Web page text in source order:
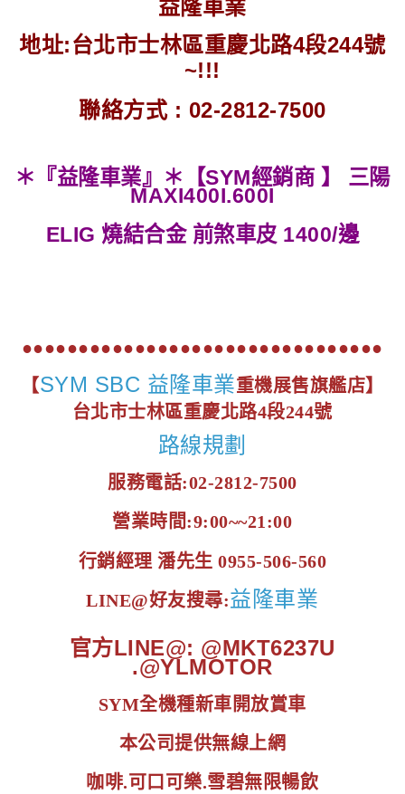
益隆車業
地址:台北市士林區重慶北路4段244號
~!!!
聯絡方式 : 02-2812-7500
＊『益隆車業』＊【SYM經銷商 】 三陽
MAXI400I.600I
ELIG 燒結合金 前煞車皮 1400/邊
●●●●●●●●●●●●●●●●●●●●●●●●●●●●●●●●
【SYM SBC 益隆車業重機展售旗艦店】
台北市士林區重慶北路4段244號
路線規劃
服務電話:02-2812-7500
營業時間:9:00~~21:00
行銷經理 潘先生 0955-506-560
LINE@好友搜尋:益隆車業
官方LINE@: @MKT6237U
.@YLMOTOR
SYM全機種新車開放賞車
本公司提供無線上網
咖啡.可口可樂.雪碧無限暢飲